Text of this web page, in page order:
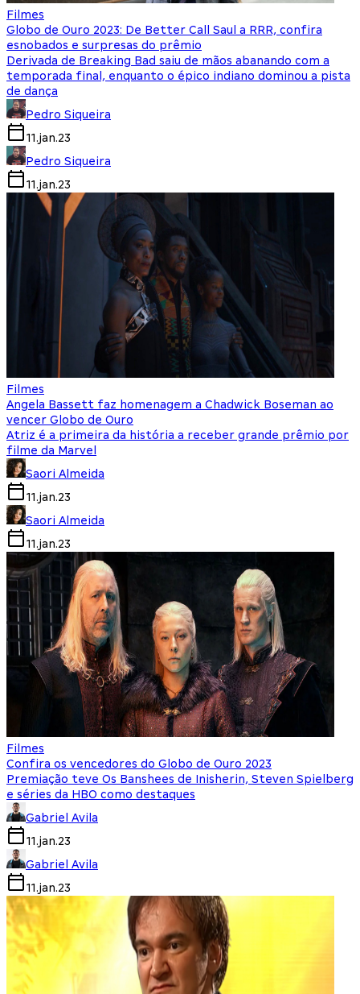
Filmes
Globo de Ouro 2023: De Better Call Saul a RRR, confira
esnobados e surpresas do prêmio
Derivada de Breaking Bad saiu de mãos abanando com a
temporada final, enquanto o épico indiano dominou a pista
de dança
Pedro Siqueira
11.jan.23
Pedro Siqueira
11.jan.23
Filmes
Angela Bassett faz homenagem a Chadwick Boseman ao
vencer Globo de Ouro
Atriz é a primeira da história a receber grande prêmio por
filme da Marvel
Saori Almeida
11.jan.23
Saori Almeida
11.jan.23
Filmes
Confira os vencedores do Globo de Ouro 2023
Premiação teve Os Banshees de Inisherin, Steven Spielberg
e séries da HBO como destaques
Gabriel Avila
11.jan.23
Gabriel Avila
11.jan.23